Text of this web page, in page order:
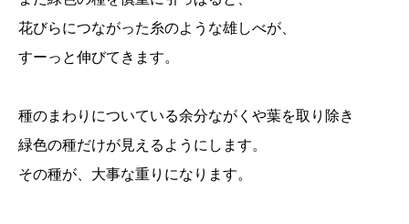
花びらにつながった糸のような雄しべが、
すーっと伸びてきます。
種のまわりについている余分ながくや葉を取り除き
緑色の種だけが見えるようにします。
その種が、大事な重りになります。